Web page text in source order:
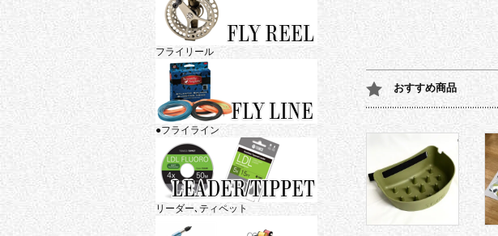
おすすめ商品
フライリール
●フライライン
リーダー､ティペット